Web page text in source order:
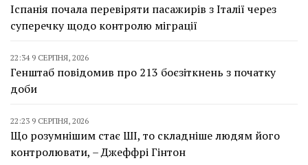
Іспанія почала перевіряти пасажирів з Італії через
суперечку щодо контролю міграції
22:34 9 СЕРПНЯ, 2026
Генштаб повідомив про 213 боєзіткнень з початку
доби
22:23 9 СЕРПНЯ, 2026
Що розумнішим стає ШІ, то складніше людям його
контролювати, – Джеффрі Гінтон